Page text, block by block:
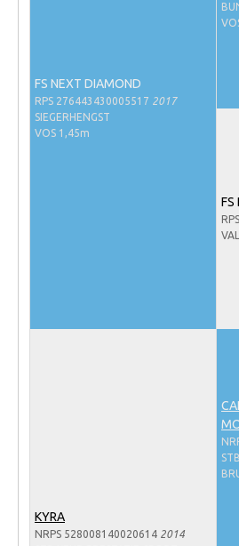
Regionale Keuringen
Nationale Keuring
Wereldkampioenschap Jonge
Onze fokkerij
FS NEXT DIAMOND
RPS 276443430005517 2017
SIEGERHENGST
VOS 1,45m
FS
KYRA
NRPS 528008140020614 2014